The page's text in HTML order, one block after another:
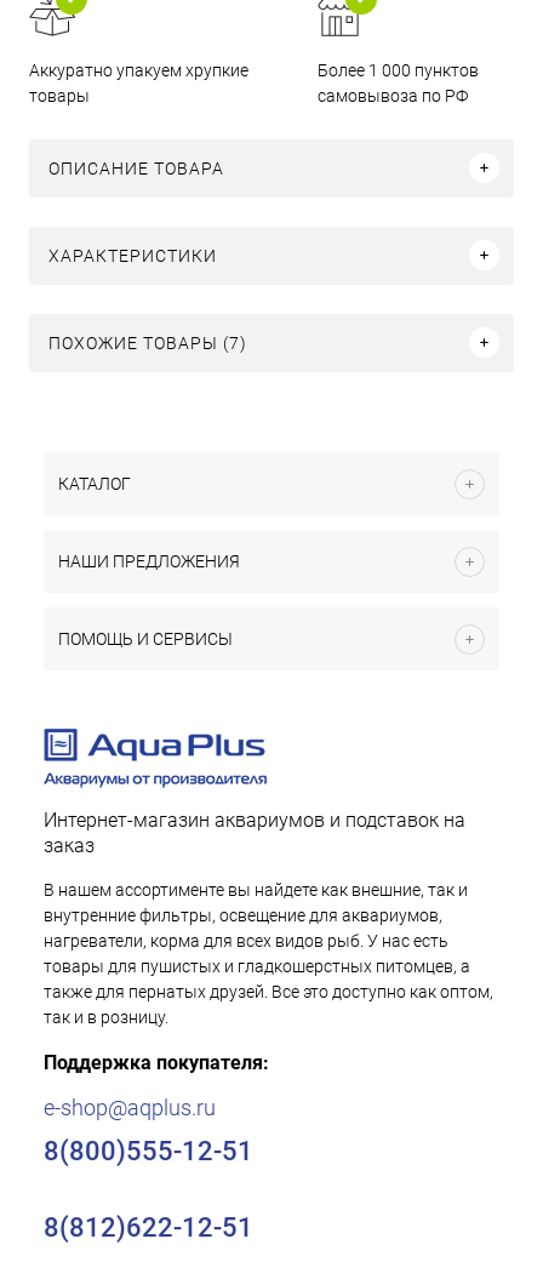
Аккуратно упакуем хрупкие
товары
Более 1 000 пунктов
самовывоза по РФ
ОПИСАНИЕ ТОВАРА
ХАРАКТЕРИСТИКИ
ПОХОЖИЕ ТОВАРЫ (7)
КАТАЛОГ
НАШИ ПРЕДЛОЖЕНИЯ
ПОМОЩЬ И СЕРВИСЫ
Интернет-магазин аквариумов и подставок на
заказ
В нашем ассортименте вы найдете как внешние, так и
внутренние фильтры, освещение для аквариумов,
нагреватели, корма для всех видов рыб. У нас есть
товары для пушистых и гладкошерстных питомцев, а
также для пернатых друзей. Все это доступно как оптом,
так и в розницу.
Поддержка покупателя:
e-shop@aqplus.ru
8(800)555-12-51
8(812)622-12-51